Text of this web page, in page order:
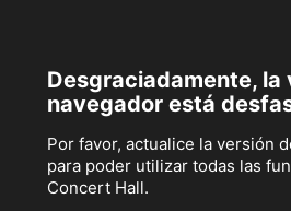
Desgraciadamente, la
navegador está
Por favor, actualice la versión
para poder utilizar todas las
Concert Hall.